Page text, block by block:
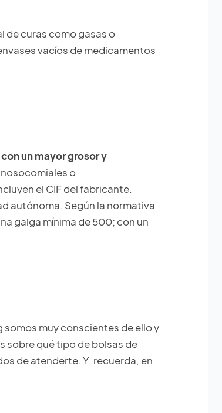
de curas como gasas o
vacíos de medicamentos
un mayor grosor y
o
el CIF del fabricante.
autónoma. Según la normativa
galga mínima de 500; con un
somos muy conscientes de ello y
sobre qué tipo de bolsas de
de atenderte. Y, recuerda, en